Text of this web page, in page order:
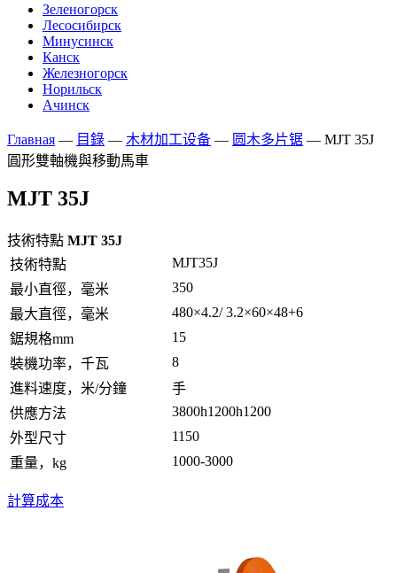
Зеленогорск
Лесосибирск
Минусинск
Канск
Железногорск
Норильск
Ачинск
Главная — 目錄 — 木材加工设备 — 圆木多片锯 — MJT 35J
圓形雙軸機與移動馬車
MJT 35J
技術特點 MJT 35J
技術特點
MJT35J
最小直徑，毫米
350
最大直徑，毫米
480×4.2/ 3.2×60×48+6
鋸規格mm
15
裝機功率，千瓦
8
進料速度，米/分鐘
手
供應方法
3800h1200h1200
外型尺寸
1150
重量，kg
1000-3000
計算成本